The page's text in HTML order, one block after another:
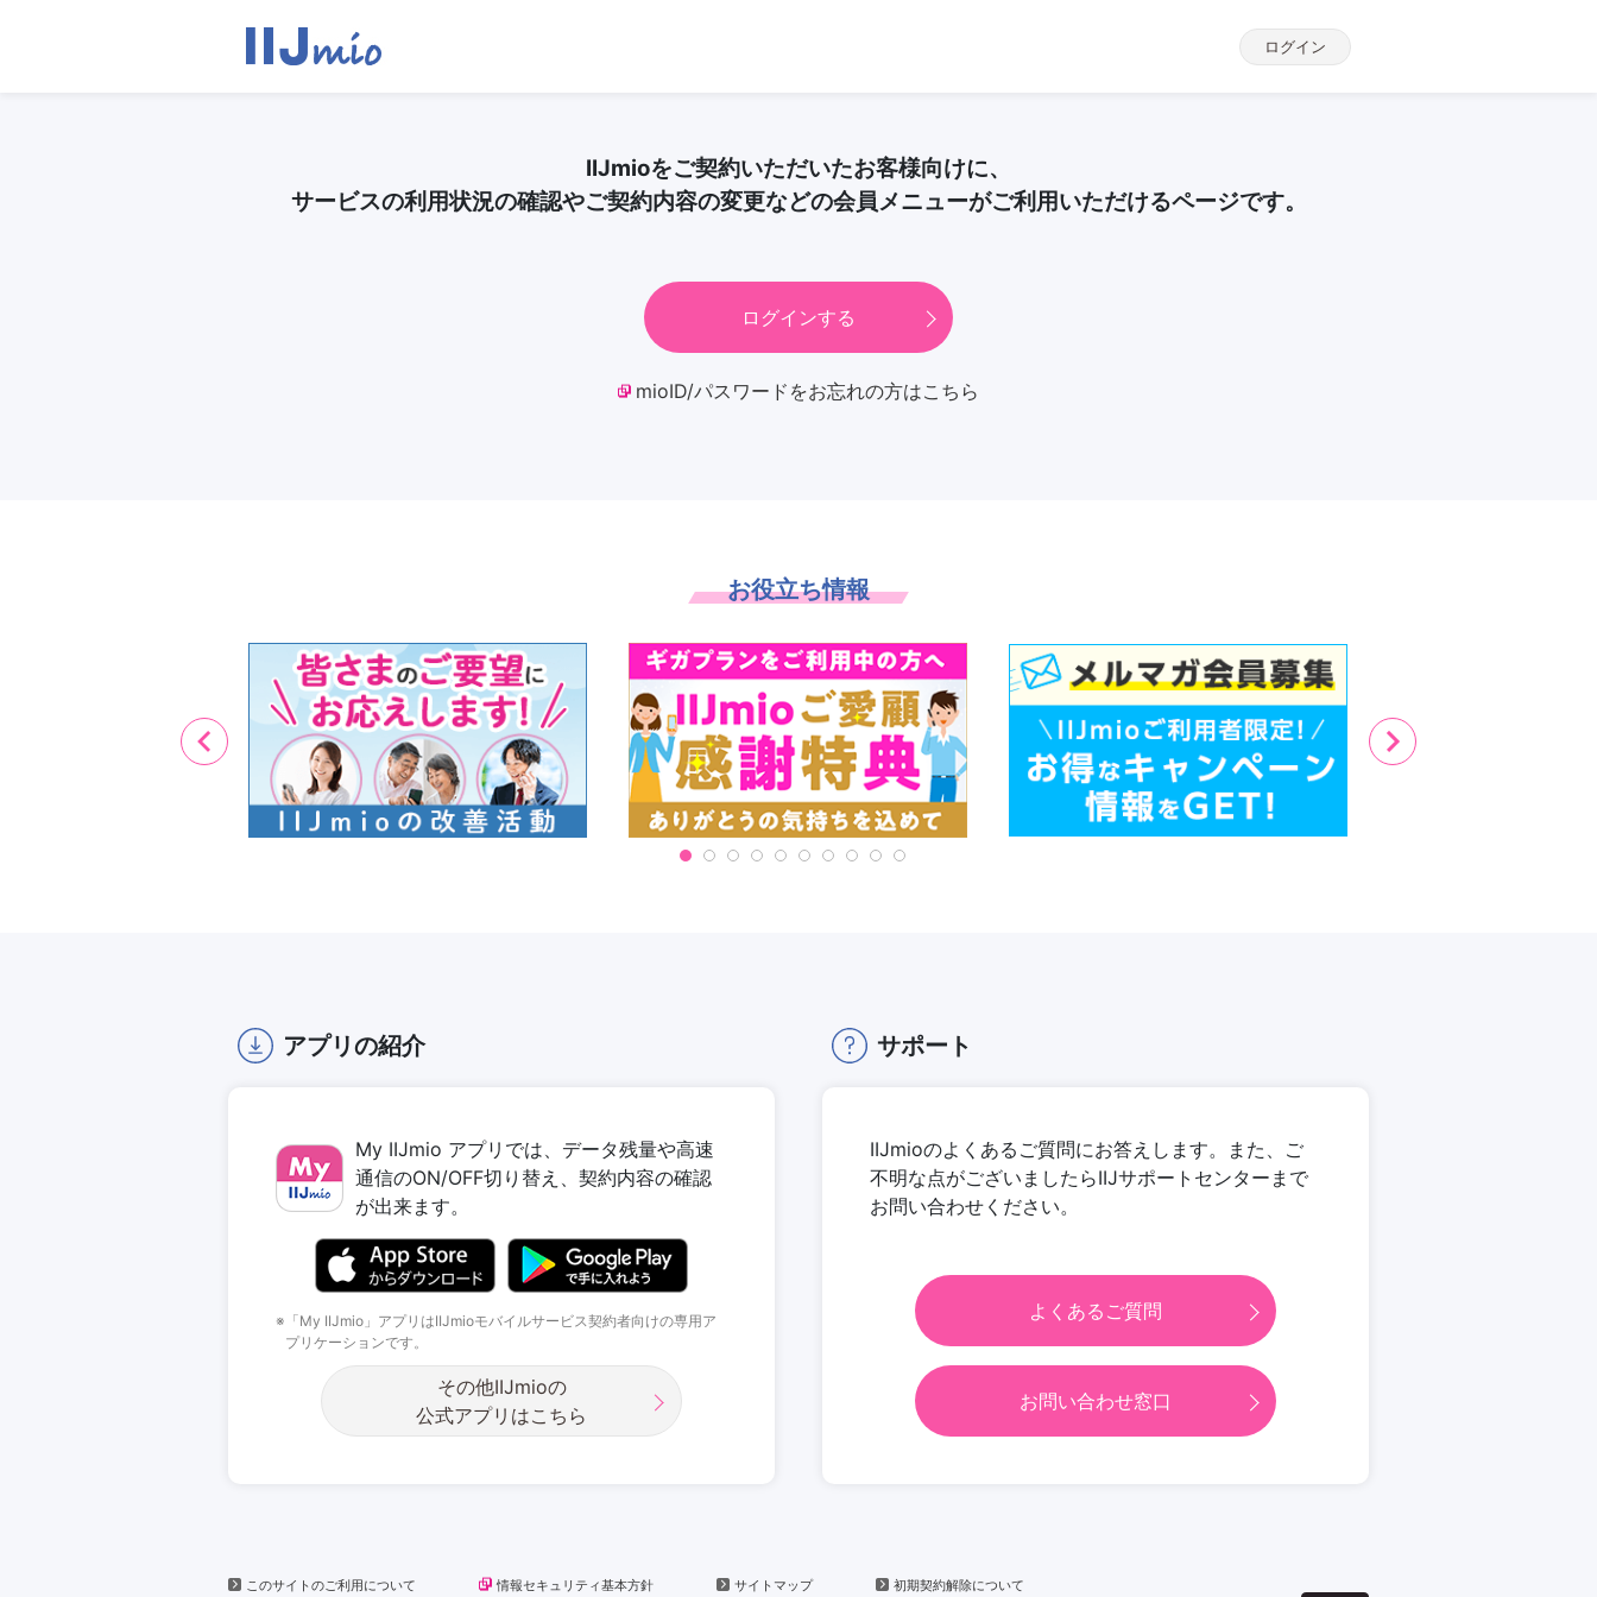
ログイン
IIJmioをご契約いただいたお客様向けに、
サービスの利用状況の確認やご契約内容の変更などの会員メニューがご利用いただけるページです。
ログインする
mioID/パスワードをお忘れの方はこちら
お役立ち情報
アプリの紹介
My IIJmio アプリでは、データ残量や高速
通信のON/OFF切り替え、契約内容の確認
が出来ます。
「My IIJmio」アプリはIIJmioモバイルサービス契約者向けの専用ア
プリケーションです。
その他IIJmioの
公式アプリはこちら
サポート
IIJmioのよくあるご質問にお答えします。また、ご
不明な点がございましたらIIJサポートセンターまで
お問い合わせください。
よくあるご質問
お問い合わせ窓口
このサイトのご利用について 情報セキュリティ基本方針 サイトマップ 初期契約解除について